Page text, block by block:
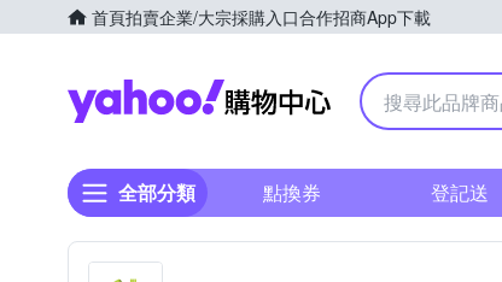
首頁拍賣企業/大宗採購入口合作招商App下載
Yahoo購物中心
全部分類 點換券 登記送